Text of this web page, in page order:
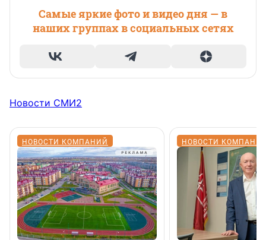
Самые яркие фото и видео дня — в
наших группах в социальных сетях
Новости СМИ2
НОВОСТИ КОМПАНИЙ НОВОСТИ